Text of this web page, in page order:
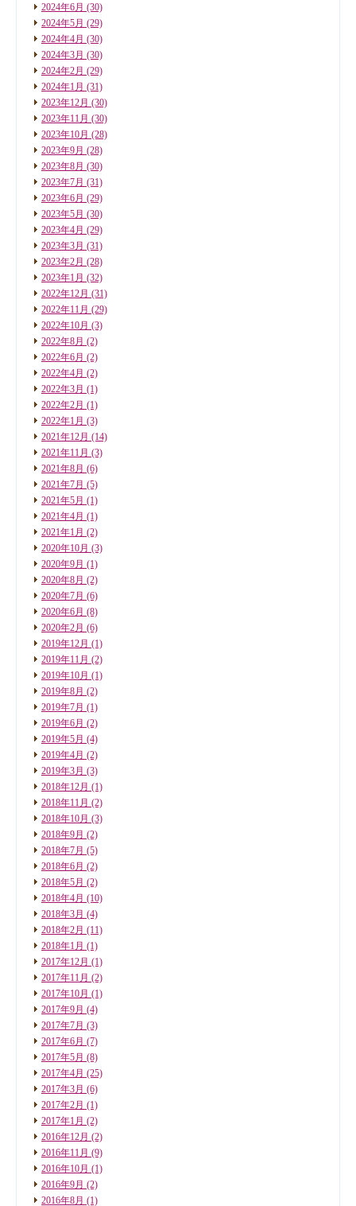
2024年6月 (30)
2024年5月 (29)
2024年4月 (30)
2024年3月 (30)
2024年2月 (29)
2024年1月 (31)
2023年12月 (30)
2023年11月 (30)
2023年10月 (28)
2023年9月 (28)
2023年8月 (30)
2023年7月 (31)
2023年6月 (29)
2023年5月 (30)
2023年4月 (29)
2023年3月 (31)
2023年2月 (28)
2023年1月 (32)
2022年12月 (31)
2022年11月 (29)
2022年10月 (3)
2022年8月 (2)
2022年6月 (2)
2022年4月 (2)
2022年3月 (1)
2022年2月 (1)
2022年1月 (3)
2021年12月 (14)
2021年11月 (3)
2021年8月 (6)
2021年7月 (5)
2021年5月 (1)
2021年4月 (1)
2021年1月 (2)
2020年10月 (3)
2020年9月 (1)
2020年8月 (2)
2020年7月 (6)
2020年6月 (8)
2020年2月 (6)
2019年12月 (1)
2019年11月 (2)
2019年10月 (1)
2019年8月 (2)
2019年7月 (1)
2019年6月 (2)
2019年5月 (4)
2019年4月 (2)
2019年3月 (3)
2018年12月 (1)
2018年11月 (2)
2018年10月 (3)
2018年9月 (2)
2018年7月 (5)
2018年6月 (2)
2018年5月 (2)
2018年4月 (10)
2018年3月 (4)
2018年2月 (11)
2018年1月 (1)
2017年12月 (1)
2017年11月 (2)
2017年10月 (1)
2017年9月 (4)
2017年7月 (3)
2017年6月 (7)
2017年5月 (8)
2017年4月 (25)
2017年3月 (6)
2017年2月 (1)
2017年1月 (2)
2016年12月 (2)
2016年11月 (9)
2016年10月 (1)
2016年9月 (2)
2016年8月 (1)